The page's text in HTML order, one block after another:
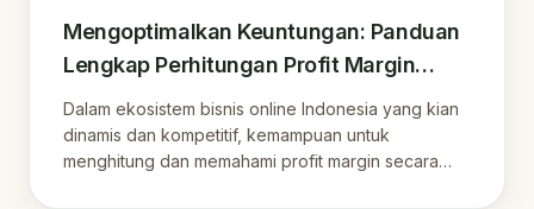
Mengoptimalkan Keuntungan: Panduan
Lengkap Perhitungan Profit Margin
untuk Penjual Online
Dalam ekosistem bisnis online Indonesia yang kian
dinamis dan kompetitif, kemampuan untuk
menghitung dan memahami profit margin secara